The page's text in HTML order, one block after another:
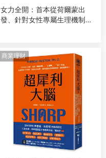
女力全開：首本從荷爾蒙出
發、針對女性專屬生理機制與
商業理財